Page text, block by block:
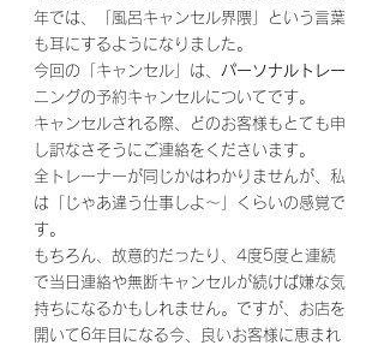
年では、「風呂キャンセル界隈」という言葉
も耳にするようになりました。
今回の「キャンセル」は、
パーソナルトレー
ニングの予約キャンセルについてです。
キャンセルされる際、どのお客様もとても申
し訳なさそうにご連絡をくださいます。
全トレーナーが同じかはわかりませんが、私
は「じゃあ違う仕事しよ～」くらいの感覚で
す。
もちろん、故意的だったり、4度5度と連続
で当日連絡や無断キャンセルが続けば嫌な気
持ちになるかもしれません。ですが、お店を
開いて6年目になる今、良いお客様に恵まれ